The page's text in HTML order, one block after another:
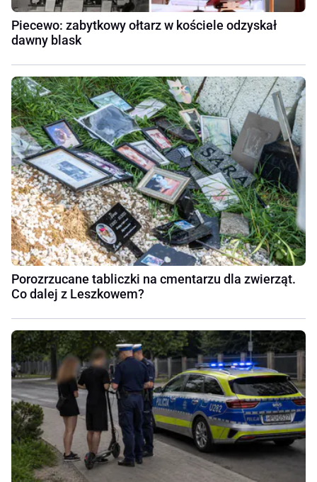
Piecewo: zabytkowy ołtarz w kościele odzyskał
dawny blask
Porozrzucane tabliczki na cmentarzu dla zwierząt.
Co dalej z Leszkowem?